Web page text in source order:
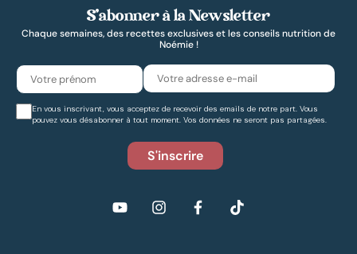
S’abonner à la Newsletter
Chaque semaines, des recettes exclusives et les conseils nutrition de
Noémie !
En vous inscrivant, vous acceptez de recevoir des emails de notre part. Vous
pouvez vous désabonner à tout moment. Vos données ne seront pas partagées.